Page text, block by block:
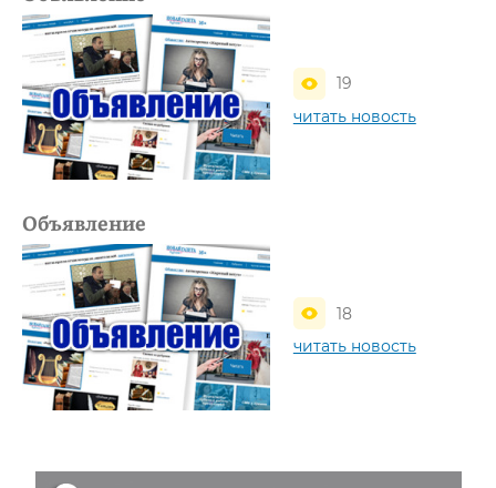
19
читать новость
Объявление
18
читать новость